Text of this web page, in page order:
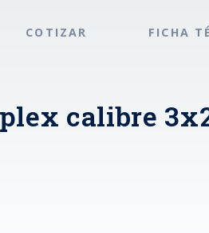
COTIZAR FICHA
calibre